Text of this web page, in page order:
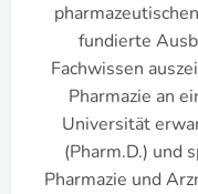
fundierte
Fachwissen
Pharmazie an
Universität
(Pharm.D.) und
Pharmazie und